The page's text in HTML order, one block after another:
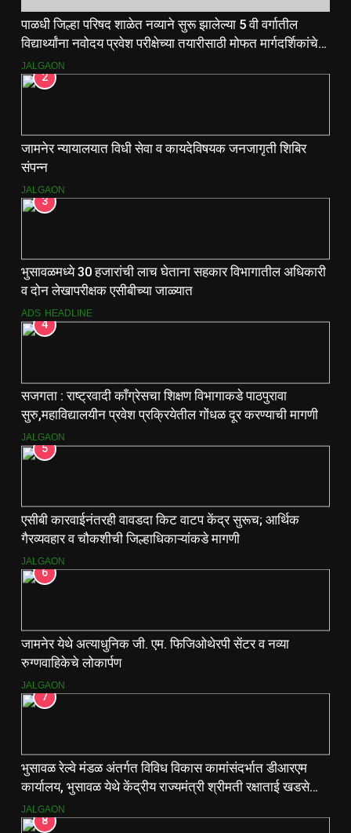
पाळधी जिल्हा परिषद शाळेत नव्याने सुरू झालेल्या 5 वी वर्गातील
विद्यार्थ्यांना नवोदय प्रवेश परीक्षेच्या तयारीसाठी मोफत मार्गदर्शिकांचे
वाटप.
JALGAON
2
जामनेर न्यायालयात विधी सेवा व कायदेविषयक जनजागृती शिबिर
संपन्न
JALGAON
3
भुसावळमध्ये 30 हजारांची लाच घेताना सहकार विभागातील अधिकारी
व दोन लेखापरीक्षक एसीबीच्या जाळ्यात
ADS HEADLINE
4
सजगता : राष्ट्रवादी काँग्रेसचा शिक्षण विभागाकडे पाठपुरावा
सुरु,महाविद्यालयीन प्रवेश प्रक्रियेतील गोंधळ दूर करण्याची मागणी
JALGAON
5
एसीबी कारवाईनंतरही वावडदा किट वाटप केंद्र सुरूच; आर्थिक
गैरव्यवहार व चौकशीची जिल्हाधिकाऱ्यांकडे मागणी
JALGAON
6
जामनेर येथे अत्याधुनिक जी. एम. फिजिओथेरपी सेंटर व नव्या
रुग्णवाहिकेचे लोकार्पण
JALGAON
7
भुसावळ रेल्वे मंडळ अंतर्गत विविध विकास कामांसंदर्भात डीआरएम
कार्यालय, भुसावळ येथे केंद्रीय राज्यमंत्री श्रीमती रक्षाताई खडसे
यांनी आढावा बैठक घेतली…
JALGAON
8